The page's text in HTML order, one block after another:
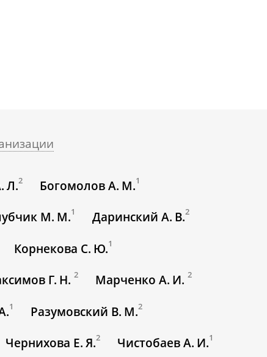
Л.2 Богомолов А. М.1
М. М.1 Даринский А. В.2
Корнекова С. Ю.1
Г. Н.2 Марченко А. И.2
1 Разумовский В. М.2
Чернихова Е. Я.2 Чистобаев А. И.1